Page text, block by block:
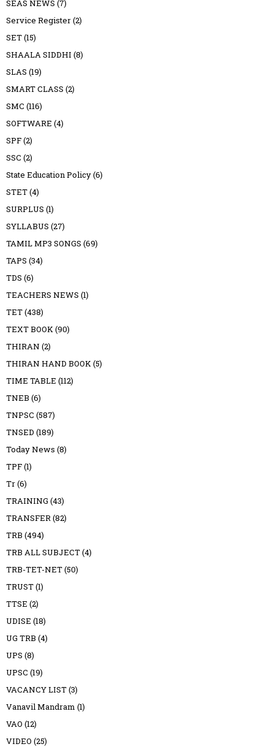
SEAS NEWS (7)
Service Register(2)
SET(15)
SHAALA SIDDHI (8)
SLAS (19)
SMART CLASS (2)
SMC (116)
SOFTWARE (4)
SPF(2)
SSC (2)
State Education Policy(6)
STET(4)
SURPLUS (1)
SYLLABUS (27)
TAMIL MP3 SONGS (69)
TAPS (34)
TDS (6)
TEACHERS NEWS (1)
TET(438)
TEXT BOOK(90)
THIRAN (2)
THIRAN HAND BOOK(5)
TIME TABLE (112)
TNEB (6)
TNPSC (587)
TNSED (189)
Today News (8)
TPF(1)
Tr(6)
TRAINING (43)
TRANSFER(82)
TRB (494)
TRB ALL SUBJECT(4)
TRB-TET-NET(50)
TRUST(1)
TTSE (2)
UDISE (18)
UG TRB (4)
UPS (8)
UPSC (19)
VACANCY LIST(3)
Vanavil Mandram (1)
VAO (12)
VIDEO (25)